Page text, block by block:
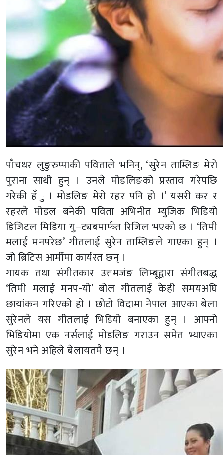
पाँचथर लुङुरुप्पाकी पविताले भनिन्, ‘सुरेन ताम्लिङ मेरो
पुराना साथी हुन् । उनले मोडलिङको प्रस्ताव गरेपछि
गरेकी हँु । मोडलिङ मेरो रहर पनि हो ।’ यसरी कर र
रहरले मोडल बनेकी पविता अभिनीत म्युजिक भिडियो
डिजिटल मिडिया यु–ट्यबमार्फत रिजिल भएको छ । ‘तिमी
मलाई मनपरेछ’ गीतलाई सुरेन ताम्लिङले गाएका हुन् ।
जो ब्रिटिस आर्मीमा कार्यरत छन् ।
गायक तथा संगीतकार उत्तमजंङ लिम्बूद्वारा संगीतबद्ध
‘तिमी मलाई मनप-यो’ बोल गीतलाई केही समयअघि
छायांकन गरिएको हो । छोटो विदामा नेपाल आएका बेला
सुरेनले यस गीतलाई भिडियो बनाएका हुन् । आफ्नो
भिडियोमा एक नर्सलाई मोडलिङ गराउन समेत भ्याएका
सुरेन भने अहिले बेलायतमै छन् ।